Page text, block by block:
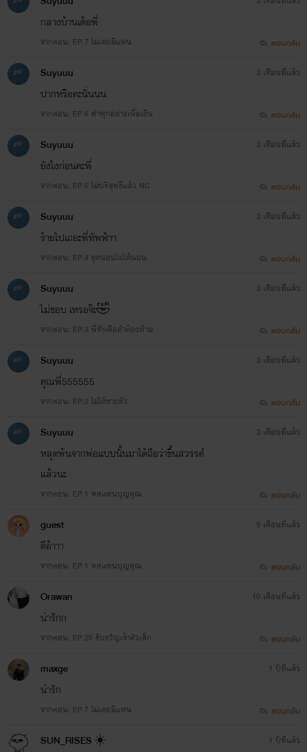
กลางบ้านเด้อพี่
จากตอน: EP.7 ไม่เคยมีแฟน ตอบกลับ
Suyuuu
ปากหรือคะนั่นนน
จากตอน: EP.6 ทำทุกอย่างเพื่อเงิน
3 เดือนที่แล้ว
ตอบกลับ
Suyuuu
ยังใงก่อนคะพี่
จากตอน: EP.5 ไม่บริสุทธิ์แล้ว NC
3 เดือนที่แล้ว
ตอบกลับ
Suyuuu
ร้ายไปเถอะพี่ทัพฟ้าา
จากตอน: EP.4 ชุดนอนไม่ได้นอน
3 เดือนที่แล้ว
ตอบกลับ
Suyuuu
ไม่ชอบ เหรอจ๊ะ🤣
จากตอน: EP.3 พี่ทัพคือคำต้องห้าม
3 เดือนที่แล้ว
ตอบกลับ
Suyuuu
คุณพี่555555
จากตอน: EP.2 ไม่ได้ขายตัว
3 เดือนที่แล้ว
ตอบกลับ
Suyuuu
หลุดพ้นจากพ่อแบบนั้นมาได้ถือว่าขึ้นสวรรค์
แล้วนะ
จากตอน: EP.1 ทดแทนบุญคุณ
3 เดือนที่แล้ว
ตอบกลับ
guest
ดีอ้าาา
จากตอน: EP.1 ทดแทนบุญคุณ
9 เดือนที่แล้ว
ตอบกลับ
Orawan
น่ารักก
จากตอน: EP.25 รับขวัญเจ้าตัวเล็ก
10 เดือนที่แล้ว
ตอบกลับ
maxge
น่ารัก
จากตอน: EP.7 ไม่เคยมีแฟน
1 ปีที่แล้ว
ตอบกลับ
SUN_RISES ☀️ 1 ปีที่แล้ว